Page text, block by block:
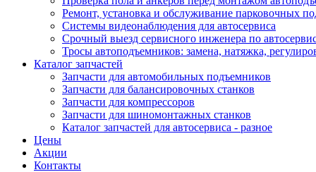
Ремонт, установка и обслуживание парковочных
Системы видеонаблюдения для автосервиса
Срочный выезд сервисного инженера по
Тросы автоподъемников: замена, натяжка,
Каталог запчастей
Запчасти для автомобильных подъемников
Запчасти для балансировочных станков
Запчасти для компрессоров
Запчасти для шиномонтажных станков
Каталог запчастей для автосервиса - разное
Цены
Акции
Контакты